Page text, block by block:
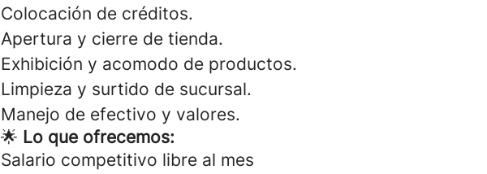
Colocación de créditos.
Apertura y cierre de tienda.
Exhibición y acomodo de productos.
Limpieza y surtido de sucursal.
Manejo de efectivo y valores.
🌟 Lo que ofrecemos:
Salario competitivo libre al mes